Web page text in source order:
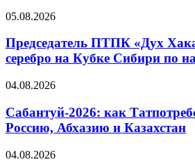
05.08.2026
Председатель ПТПК «Дух
серебро на Кубке Сибири по
04.08.2026
Сабантуй-2026: как
Россию, Абхазию и Казахстан
04.08.2026